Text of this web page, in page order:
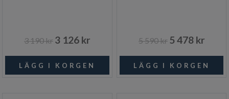
3 190 kr 3 126 kr 5 590 kr 5 478 kr